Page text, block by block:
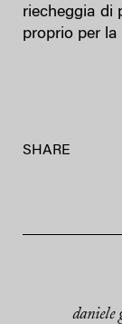
riecheggia di
proprio per
SHARE
daniele